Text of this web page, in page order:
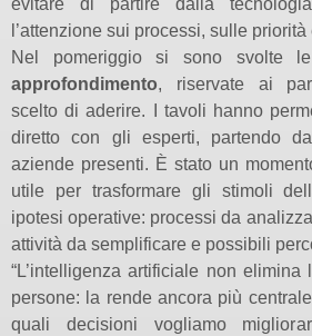
evitare di partire dalla
l’attenzione sui processi, sulle
Nel pomeriggio si sono svolte
approfondimento, riservate ai
scelto di aderire. I tavoli hanno
diretto con gli esperti, partendo
aziende presenti. È stato un
utile per trasformare gli stimoli
ipotesi operative: processi da
attività da semplificare e possibili
“L’intelligenza artificiale non
persone: la rende ancora più
quali decisioni vogliamo